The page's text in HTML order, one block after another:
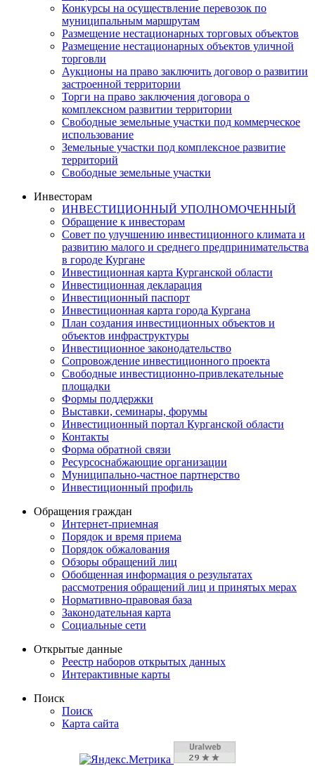
Конкурсы на осуществление перевозок по
муниципальным маршрутам
Размещение нестационарных торговых объектов
Размещение нестационарных объектов уличной
торговли
Аукционы на право заключить договор о развитии
застроенной территории
Торги на право заключения договора о
комплексном развитии территории
Свободные земельные участки под коммерческое
использование
Земельные участки под комплексное развитие
территорий
Свободные земельные участки
Инвесторам
ИНВЕСТИЦИОННЫЙ УПОЛНОМОЧЕННЫЙ
Обращение к инвесторам
Совет по улучшению инвестиционного климата и
развитию малого и среднего предпринимательства
в городе Кургане
Инвестиционная карта Курганской области
Инвестиционная декларация
Инвестиционный паспорт
Инвестиционная карта города Кургана
План создания инвестиционных объектов и
объектов инфраструктуры
Инвестиционное законодательство
Сопровождение инвестиционного проекта
Свободные инвестиционно-привлекательные
площадки
Формы поддержки
Выставки, семинары, форумы
Инвестиционный портал Курганской области
Контакты
Форма обратной связи
Ресурсоснабжающие организации
Муниципально-частное партнерство
Инвестиционный профиль
Обращения граждан
Интернет-приемная
Порядок и время приема
Порядок обжалования
Обзоры обращений лиц
Обобщенная информация о результатах
рассмотрения обращений лиц и принятых мерах
Нормативно-правовая база
Законодательная карта
Социальные сети
Открытые данные
Реестр наборов открытых данных
Интерактивные карты
Поиск
Поиск
Карта сайта